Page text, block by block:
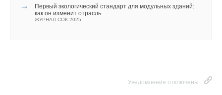
→
Первый экологический стандарт для модульных зданий:
как он изменит отрасль
ЖУРНАЛ СОК 2025
Уведомления отключены